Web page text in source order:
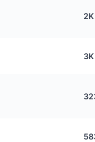
2K
3K